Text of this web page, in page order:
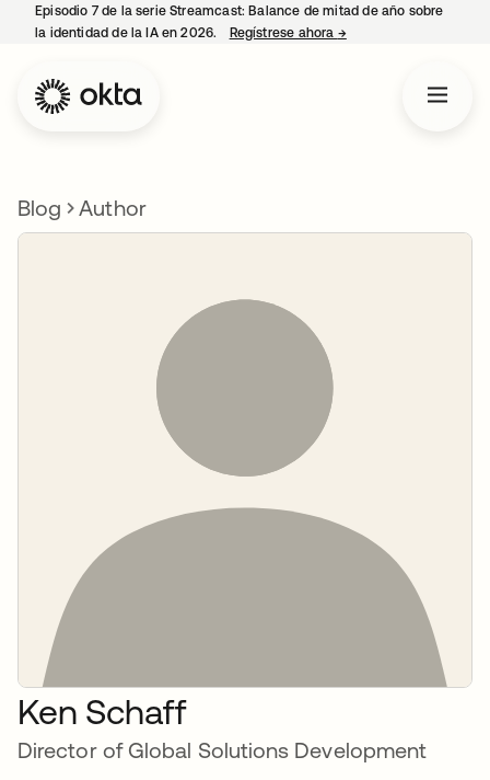
Episodio 7 de la serie Streamcast: Balance de mitad de año sobre
la identidad de la IA en 2026.
Regístrese ahora →se abre en una
Blog Author
Ken Schaff
Director of Global Solutions Development